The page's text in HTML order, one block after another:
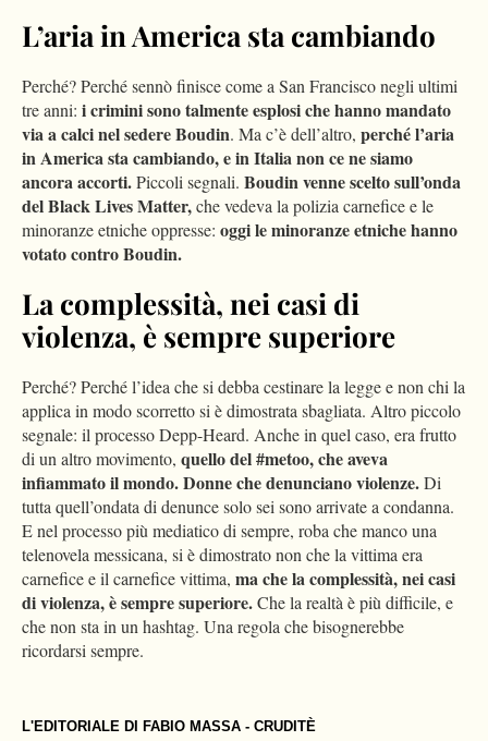
L'EDITORIALE DI FABIO MASSA - CRUDITÈ
L’aria in America sta cambiando
Perché? Perché sennò finisce come a San Francisco negli ultimi
tre anni: i crimini sono talmente esplosi che hanno mandato
via a calci nel sedere Boudin. Ma c’è dell’altro, perché l’aria
in America sta cambiando, e in Italia non ce ne siamo
ancora accorti.Piccoli segnali. Boudin venne scelto sull’onda
del Black Lives Matter,che vedeva la polizia carnefice e le
minoranze etniche oppresse: oggi le minoranze etniche hanno
votato contro Boudin.
La complessità, nei casi di
violenza, è sempre superiore
Perché? Perché l’idea che si debba cestinare la legge e non chi la
applica in modo scorretto si è dimostrata sbagliata. Altro piccolo
segnale: il processo Depp-Heard. Anche in quel caso, era frutto
di un altro movimento, quello del #metoo, che aveva
infiammato il mondo. Donne che denunciano violenze.Di
tutta quell’ondata di denunce solo sei sono arrivate a condanna.
E nel processo più mediatico di sempre, roba che manco una
telenovela messicana, si è dimostrato non che la vittima era
carnefice e il carnefice vittima, ma che la complessità, nei casi
di violenza, è sempre superiore.Che la realtà è più difficile, e
che non sta in un hashtag. Una regola che bisognerebbe
ricordarsi sempre.